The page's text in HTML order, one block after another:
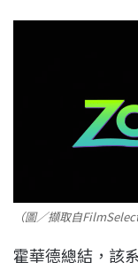
（圖／擷取自FilmSelect
霍華德總結，該